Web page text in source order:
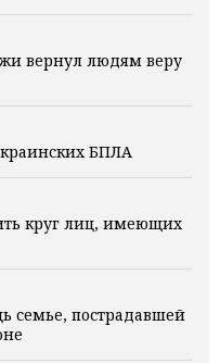
вернул людям веру
БПЛА
круг лиц, имеющих
семье, пострадавшей